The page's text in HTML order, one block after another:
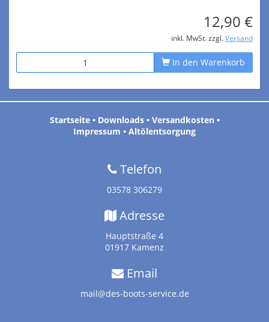
12,90 €
inkl. MwSt. zzgl. Versand
In den Warenkorb
Startseite• Downloads• Versandkosten•
Impressum • Altölentsorgung
Telefon
03578 306279
Adresse
Hauptstraße 4
01917 Kamenz
Email
mail@des-boots-service.de